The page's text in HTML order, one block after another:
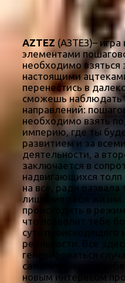
AZTEZ (АЗТЕЗ)– игра
элементами
необходимо взяться
настоящими
перенестись в
сможешь наблюдать
направлений:
необходимо взять
империю, где ты
развитием и за всеми
деятельности, а
заключается в
надвигающихся толп
на все, ради развала
лишения тебя жизни.
происходить в
что позволит тебе
суть происходящего
реальности. Все
генерироваться
самым позволяя
новым интересом